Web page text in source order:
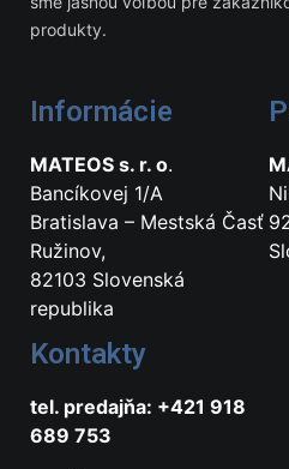
produkty.
Informácie
MATEOS s. r. o.
Bancíkovej 1/A
Bratislava – Mestská Časť
Ružinov,
82103 Slovenská
republika
Kontakty
tel. predajňa: +421 918
689 753